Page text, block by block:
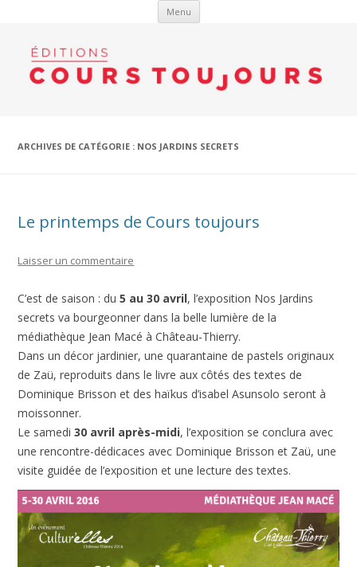
Menu Aller au contenu
ARCHIVES DE CATÉGORIE : NOS JARDINS SECRETS
Le printemps de Cours toujours
Laisser un commentaire
C’est de saison : du5 au 30 avril, l’exposition Nos Jardins
secrets va bourgeonner dans la belle lumière de la
médiathèque Jean Macé à Château-Thierry.
Dans un décor jardinier, une quarantaine de pastels originaux
de Zaü, reproduits dans le livre aux côtés des textes de
Dominique Brisson et des haïkus d’isabel Asunsolo seront à
moissonner.
Le samedi30 avril après-midi, l’exposition se conclura avec
une rencontre-dédicaces avec Dominique Brisson et Zaü, une
visite guidée de l’exposition et une lecture des textes.